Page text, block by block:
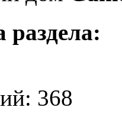
раздела:
368